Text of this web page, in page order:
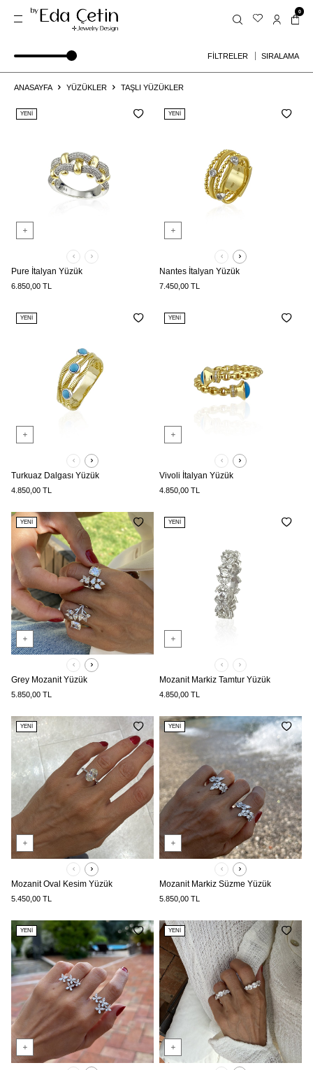
0
FİLTRELER SIRALAMA
ANASAYFA YÜZÜKLER TAŞLI YÜZÜKLER
YENI
Pure İtalyan Yüzük
6.850,00 TL
YENI
Nantes İtalyan Yüzük
7.450,00 TL
YENI
Turkuaz Dalgası Yüzük
4.850,00 TL
YENI
Vivoli İtalyan Yüzük
4.850,00 TL
YENI
Grey Mozanit Yüzük
5.850,00 TL
YENI
Mozanit Markiz Tamtur Yüzük
4.850,00 TL
YENI
Mozanit Oval Kesim Yüzük
5.450,00 TL
YENI
Mozanit Markiz Süzme Yüzük
5.850,00 TL
YENI YENI